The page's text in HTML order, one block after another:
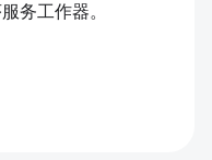
务工作器。